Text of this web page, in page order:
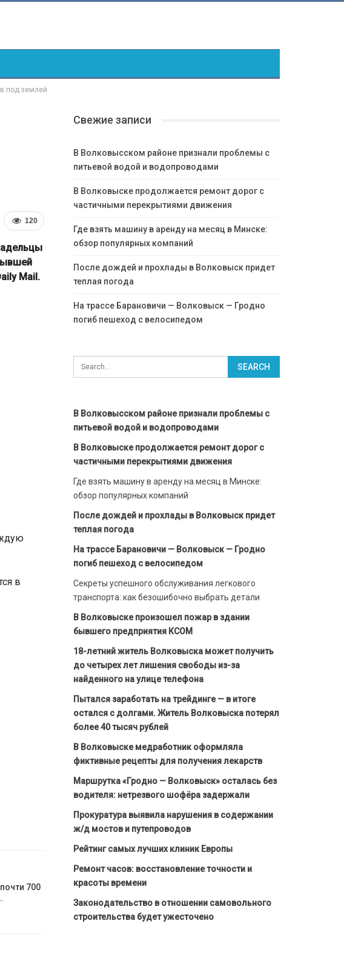
под землей
120
Mail.
в
700
Свежие записи
В Волковысском районе признали проблемы с
питьевой водой и водопроводами
В Волковыске продолжается ремонт дорог с
частичными перекрытиями движения
Где взять машину в аренду на месяц в Минске:
обзор популярных компаний
После дождей и прохлады в Волковыск придет
теплая погода
На трассе Барановичи — Волковыск — Гродно
погиб пешеход с велосипедом
В Волковысском районе признали проблемы с
питьевой водой и водопроводами
В Волковыске продолжается ремонт дорог с
частичными перекрытиями движения
Где взять машину в аренду на месяц в Минске:
обзор популярных компаний
После дождей и прохлады в Волковыск придет
теплая погода
На трассе Барановичи — Волковыск — Гродно
погиб пешеход с велосипедом
Секреты успешного обслуживания легкового
транспорта: как безошибочно выбрать детали
В Волковыске произошел пожар в здании
бывшего предприятия КСОМ
18-летний житель Волковыска может получить
до четырех лет лишения свободы из-за
найденного на улице телефона
Пытался заработать на трейдинге — в итоге
остался с долгами. Житель Волковыска потерял
более 40 тысяч рублей
В Волковыске медработник оформляла
фиктивные рецепты для получения лекарств
Маршрутка «Гродно — Волковыск» осталась без
водителя: нетрезвого шофёра задержали
Прокуратура выявила нарушения в содержании
ж/д мостов и путепроводов
Рейтинг самых лучших клиник Европы
Ремонт часов: восстановление точности и
красоты времени
Законодательство в отношении самовольного
строительства будет ужесточено